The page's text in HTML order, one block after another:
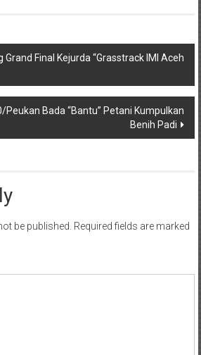
Final Kejurda “Grasstrack IMI Aceh
Peukan Bada “Bantu” Petani Kumpulkan
Benih Padi
be published. Required fields are marked